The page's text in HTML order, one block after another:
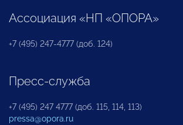
Ассоциация «НП «ОПОРА»
+7 (495) 247-4777 (доб. 124)
Пресс-служба
+7 (495) 247 4777 (доб. 115, 114, 113)
pressa@opora.ru